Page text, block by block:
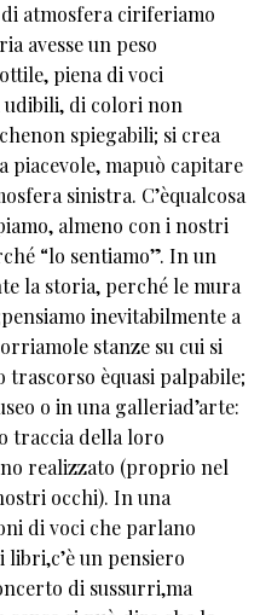
atmosfera ciriferiamo
avesse un peso
piena di voci
udibili, di colori non
spiegabili; si crea
piacevole, mapuò capitare
sinistra. C’èqualcosa
almeno con i nostri
“lo sentiamo”. In un
la storia, perché le mura
inevitabilmente a
stanze su cui si
èquasi palpabile;
o in una galleriad’arte:
traccia della loro
realizzato (proprio nel
occhi). In una
di voci che parlano
libri,c’è un pensiero
di sussurri,ma